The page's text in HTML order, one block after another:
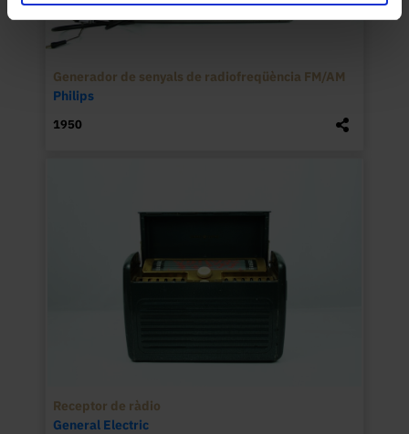
Generador de senyals de radiofreqüència FM/AM
Philips
1950
Receptor de ràdio
General Electric